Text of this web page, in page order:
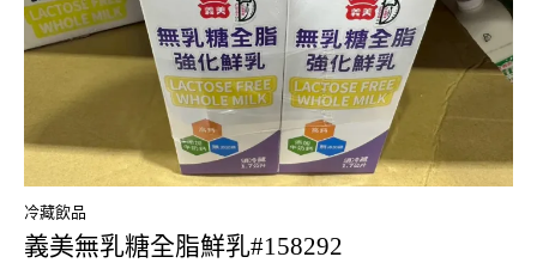
冷藏飲品
義美無乳糖全脂鮮乳#158292